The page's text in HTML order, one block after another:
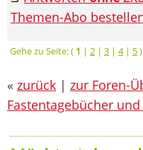
Themen-Abo
Gehe zu Seite: ( 1 | 2 | 3 | 4| 5)
« zurück | zur Foren-
Fastentagebücher